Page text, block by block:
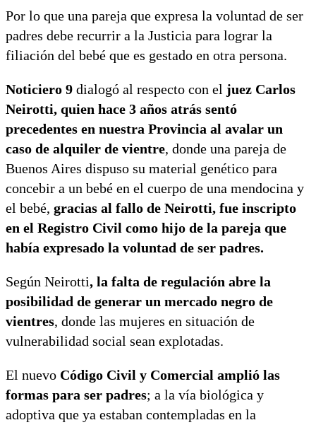
Por lo que una pareja que expresa la voluntad de ser
padres debe recurrir a la Justicia para lograr la
filiación del bebé que es gestado en otra persona.
Noticiero 9 dialogó al respecto con el juez Carlos
Neirotti, quien hace 3 años atrás sentó
precedentes en nuestra Provincia al avalar un
caso de alquiler de vientre, donde una pareja de
Buenos Aires dispuso su material genético para
concebir a un bebé en el cuerpo de una mendocina y
el bebé, gracias al fallo de Neirotti, fue inscripto
en el Registro Civil como hijo de la pareja que
había expresado la voluntad de ser padres.
Según Neirotti, la falta de regulación abre la
posibilidad de generar un mercado negro de
vientres, donde las mujeres en situación de
vulnerabilidad social sean explotadas.
El nuevo Código Civil y Comercial amplió las
formas para ser padres; a la vía biológica y
adoptiva que ya estaban contempladas en la